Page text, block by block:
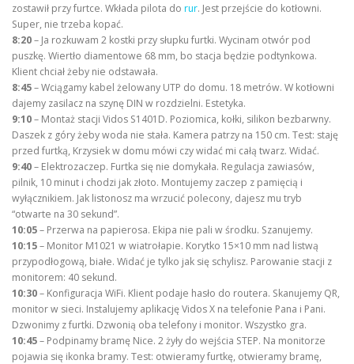
zostawił przy furtce. Wkłada pilota do rur. Jest przejście do kotłowni.
Super, nie trzeba kopać.
8:20– Ja rozkuwam 2 kostki przy słupku furtki. Wycinam otwór pod
puszkę. Wiertło diamentowe 68 mm, bo stacja będzie podtynkowa.
Klient chciał żeby nie odstawała.
8:45– Wciągamy kabel żelowany UTP do domu. 18 metrów. W kotłowni
dajemy zasilacz na szynę DIN w rozdzielni. Estetyka.
9:10– Montaż stacji Vidos S1401D. Poziomica, kołki, silikon bezbarwny.
Daszek z góry żeby woda nie stała. Kamera patrzy na 150 cm. Test: staję
przed furtką, Krzysiek w domu mówi czy widać mi całą twarz. Widać.
9:40– Elektrozaczep. Furtka się nie domykała. Regulacja zawiasów,
pilnik, 10 minut i chodzi jak złoto. Montujemy zaczep z pamięcią i
wyłącznikiem. Jak listonosz ma wrzucić polecony, dajesz mu tryb
“otwarte na 30 sekund”.
10:05– Przerwa na papierosa. Ekipa nie pali w środku. Szanujemy.
10:15– Monitor M1021 w wiatrołapie. Korytko 15×10 mm nad listwą
przypodłogową, białe. Widać je tylko jak się schylisz. Parowanie stacji z
monitorem: 40 sekund.
10:30– Konfiguracja WiFi. Klient podaje hasło do routera. Skanujemy QR,
monitor w sieci. Instalujemy aplikację Vidos X na telefonie Pana i Pani.
Dzwonimy z furtki. Dzwonią oba telefony i monitor. Wszystko gra.
10:45– Podpinamy bramę Nice. 2 żyły do wejścia STEP. Na monitorze
pojawia się ikonka bramy. Test: otwieramy furtkę, otwieramy bramę,